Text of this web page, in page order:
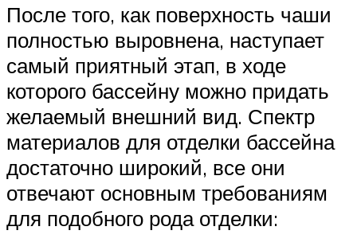
После того, как поверхность чаши
полностью выровнена, наступает
самый приятный этап, в ходе
которого бассейну можно придать
желаемый внешний вид. Спектр
материалов для отделки бассейна
достаточно широкий, все они
отвечают основным требованиям
для подобного рода отделки: